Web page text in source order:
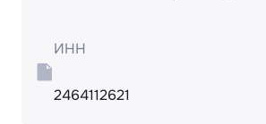
ИНН
2464112621